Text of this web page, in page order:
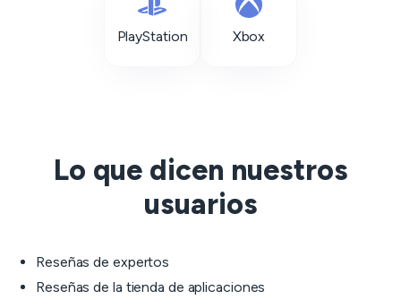
PlayStation Xbox
Lo que dicen nuestros
usuarios
Reseñas de expertos
Reseñas de la tienda de aplicaciones